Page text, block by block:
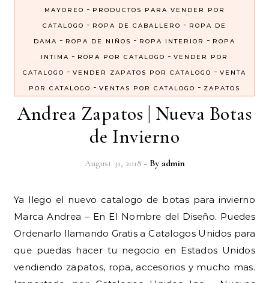
MAYOREO - PRODUCTOS PARA VENDER POR
CATALOGO - ROPA DE CABALLERO - ROPA DE
DAMA - ROPA DE NIÑOS - ROPA INTERIOR - ROPA
INTIMA - ROPA POR CATALOGO - VENDER POR
CATALOGO - VENDER ZAPATOS POR CATALOGO - VENTA
POR CATALOGO - VENTAS POR CATALOGO - ZAPATOS
Andrea Zapatos | Nueva Botas
de Invierno
August 31, 2018 - By admin
Ya llego el nuevo catalogo de botas para invierno
Marca Andrea – En El Nombre del Diseño. Puedes
Ordenarlo llamando Gratis a Catalogos Unidos para
que puedas hacer tu negocio en Estados Unidos
vendiendo zapatos, ropa, accesorios y mucho mas.